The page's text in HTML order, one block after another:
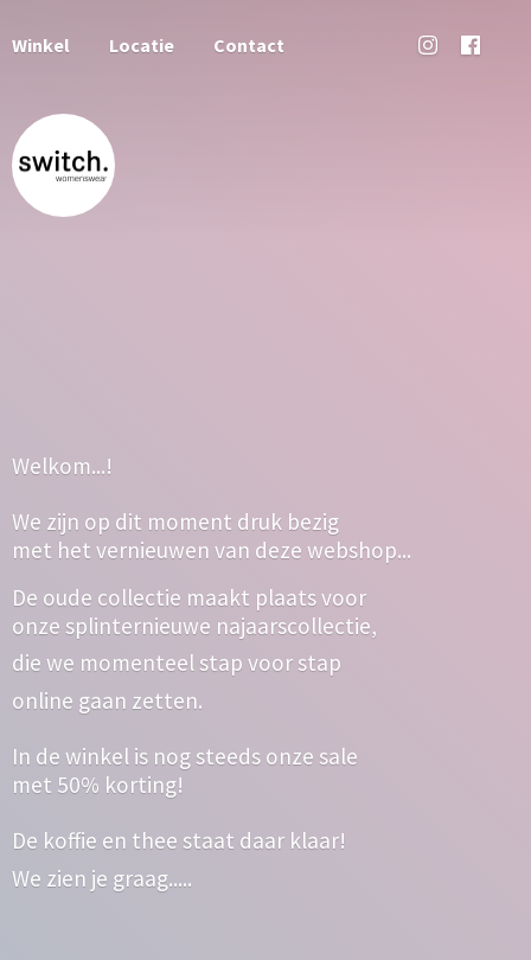
Winkel Locatie Contact
Welkom...!
We zijn op dit moment druk bezig
met het vernieuwen van deze webshop...
De oude collectie maakt plaats voor
onze splinternieuwe najaarscollectie,
die we momenteel stap voor stap
online gaan zetten.
In de winkel is nog steeds onze sale
met 50% korting!
De koffie en thee staat daar klaar!
We zien je graag.....